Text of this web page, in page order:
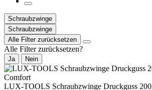
Schraubzwinge
Schraubzwinge
Alle Filter zurücksetzen
Alle Filter zurücksetzen?
Ja Nein
LUX-TOOLS Schraubzwinge Druckguss